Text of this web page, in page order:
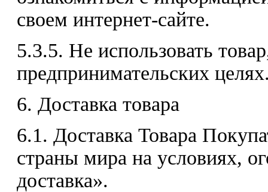
своем интернет-сайте.
5.3.5. Не использовать
предпринимательских
6. Доставка товара
6.1. Доставка Товара
страны мира на условиях,
доставка».